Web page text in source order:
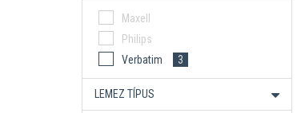
Maxell
Philips
Verbatim
3
LEMEZ TÍPUS